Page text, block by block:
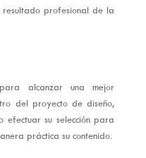
profesional de la
alcanzar una mejor
del proyecto de diseño,
efectuar su selección para
práctica su contenido.